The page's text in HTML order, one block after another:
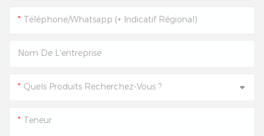
Téléphone/Whatsapp (+ Indicatif Régional)
Nom De L'entreprise
Quels Produits Recherchez-Vous ?
Teneur